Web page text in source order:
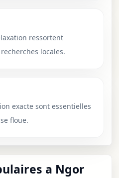
ressortent
locales.
exacte sont essentielles
floue.
a Ngor